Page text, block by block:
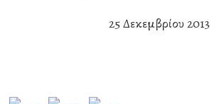
25 Δεκεμβρίου 2013